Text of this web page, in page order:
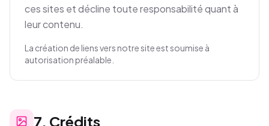
ces sites et décline toute responsabilité quant à
leur contenu.
La création de liens vers notre site est soumise à
autorisation préalable.
7. Crédits